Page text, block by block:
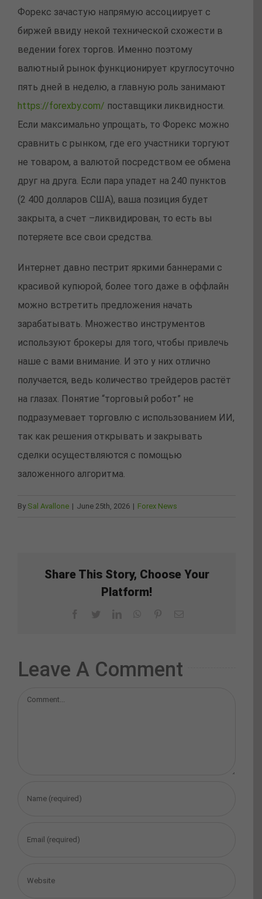
Форекс зачастую напрямую ассоциирует с
биржей ввиду некой технической схожести в
ведении forex торгов. Именно поэтому
валютный рынок функционирует круглосуточно
пять дней в неделю, а главную роль занимают
https://forexby.com/ поставщики ликвидности.
Если максимально упрощать, то Форекс можно
сравнить с рынком, где его участники торгуют
не товаром, а валютой посредством ее обмена
друг на друга. Если пара упадет на 240 пунктов
(2 400 долларов США), ваша позиция будет
закрыта, а счет –ликвидирован, то есть вы
потеряете все свои средства.
Интернет давно пестрит яркими баннерами с
красивой купюрой, более того даже в оффлайн
можно встретить предложения начать
зарабатывать. Множество инструментов
используют брокеры для того, чтобы привлечь
наше с вами внимание. И это у них отлично
получается, ведь количество трейдеров растёт
на глазах. Понятие “торговый робот” не
подразумевает торговлю с использованием ИИ,
так как решения открывать и закрывать
сделки осуществляются с помощью
заложенного алгоритма.
By Sal Avallone | June 25th, 2026 | Forex News
Share This Story, Choose Your
Platform!
Leave A Comment
Comment